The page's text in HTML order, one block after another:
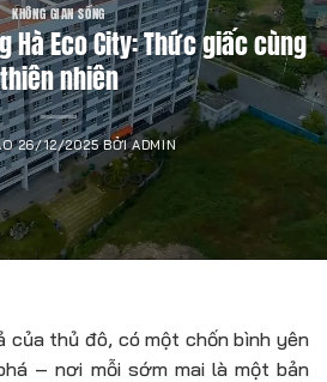
KHÔNG GIAN SỐNG
Hà Eco City: Thức giấc cùng
thiên nhiên
26/12/2025 BỞIADMIN
của thủ đô, có một chốn bình yên
– nơi mỗi sớm mai là một bản